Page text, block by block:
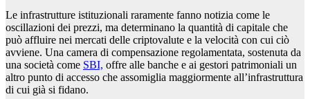
Le infrastrutture istituzionali raramente fanno notizia come le
oscillazioni dei prezzi, ma determinano la quantità di capitale che
può affluire nei mercati delle criptovalute e la velocità con cui ciò
avviene. Una camera di compensazione regolamentata, sostenuta da
una società come SBI, offre alle banche e ai gestori patrimoniali un
altro punto di accesso che assomiglia maggiormente all’infrastruttura
di cui già si fidano.